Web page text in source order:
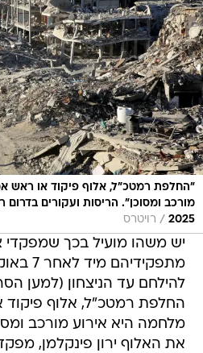
״החלפת רמטכ"ל, אלוף פיקוד או ראש
מורכב ומסוכן״. הריסות ועקורים בדרום
2025
/ רויטרס
יש משהו מועיל בכך
להילחם עד הניצחון (למען
החלפת רמטכ"ל, אלוף פיקוד
מלחמה היא אירוע מורכב
את האלוף ירון פינקלמן,